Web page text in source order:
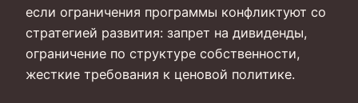
если ограничения программы конфликтуют со
стратегией развития: запрет на дивиденды,
ограничение по структуре собственности,
жесткие требования к ценовой политике.